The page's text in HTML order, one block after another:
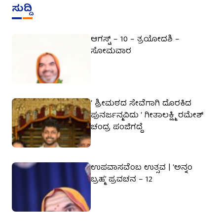
ಸುದ್ದಿ
ಆಗಸ್ಟ್ – 10 – ತ್ರಯೋದಶಿ –
ಸೋಮವಾರ
‘ ಶ್ರೀಮಠದ ಸೇವೆಗಾಗಿ ದೊರಕಿದ
ಪುನರ್ಜನ್ಮವಿದು ‘ ಗೀತಾಲಕ್ಷ್ಮಿ ರಮೇಶ್
ಚಂದ್ರ ಪಂಜಿಗದ್ದೆ
ಉಪವಾಸವೆಂಬ ಉತ್ಸವ | ‘ಅನ್ನಂ
ಬ್ರಹ್ಮ’ ಪ್ರವಚನ – 12